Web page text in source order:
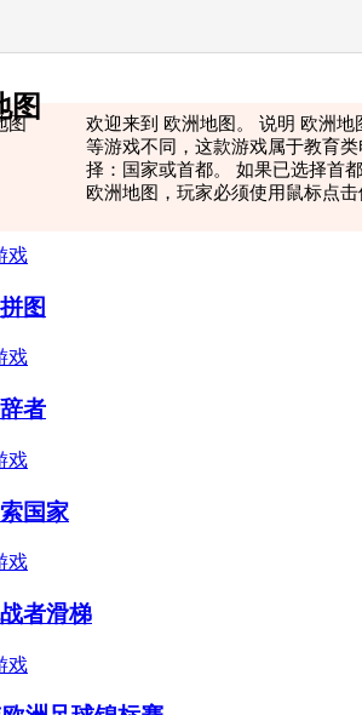
图
欢迎来到 欧洲地图。 说明 欧洲
等游戏不同，这款游戏属于教育
择：国家或首都。 如果已选择首
欧洲地图，玩家必须使用鼠标点
图
者
国家
者滑梯